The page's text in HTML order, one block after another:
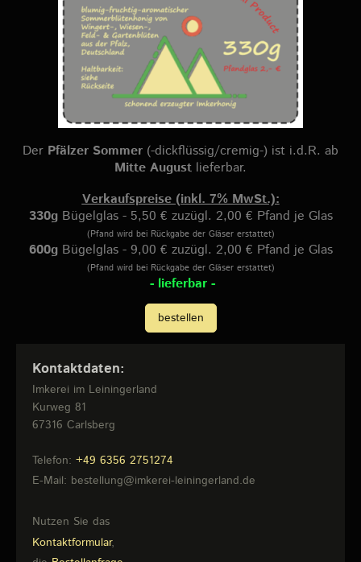
Der Pfälzer Sommer (-dickflüssig/cremig-) ist i.d.R. ab
Mitte August lieferbar.
Verkaufspreise (inkl. 7% MwSt.):
330gBügelglas - 5,50 € zuzügl. 2,00 € Pfand je Glas
(Pfand wird bei Rückgabe der Gläser erstattet)
600gBügelglas - 9,00 € zuzügl. 2,00 € Pfand je Glas
(Pfand wird bei Rückgabe der Gläser erstattet)
- lieferbar -
bestellen
Kontaktdaten:
Imkerei im Leiningerland
Kurweg 81
67316 Carlsberg
Telefon: +49 6356 2751274
E-Mail: bestellung@imkerei-leiningerland.de
Nutzen Sie das
Kontaktformular,